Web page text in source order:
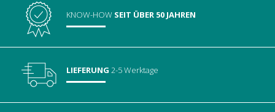
KNOW-HOW SEIT ÜBER 50 JAHREN
LIEFERUNG 2-5 Werktage